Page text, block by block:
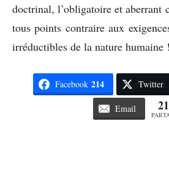
doctrinal, l’obligatoire et aberrant
tous points contraire aux
irréductibles de la nature humaine !
Facebook 214 Twitter
Email